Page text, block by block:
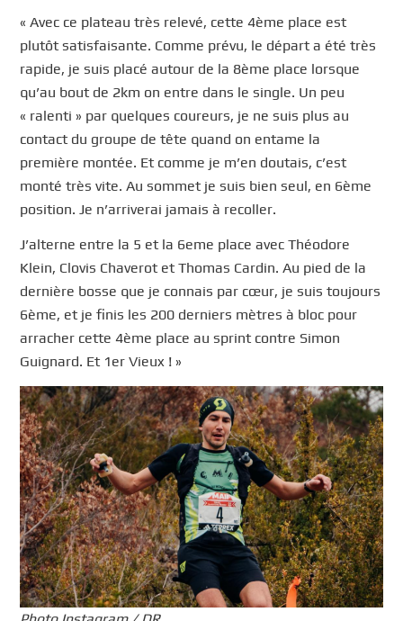
« Avec ce plateau très relevé, cette 4ème place est
plutôt satisfaisante. Comme prévu, le départ a été très
rapide, je suis placé autour de la 8ème place lorsque
qu’au bout de 2km on entre dans le single. Un peu
« ralenti » par quelques coureurs, je ne suis plus au
contact du groupe de tête quand on entame la
première montée. Et comme je m’en doutais, c’est
monté très vite. Au sommet je suis bien seul, en 6ème
position. Je n’arriverai jamais à recoller.
J’alterne entre la 5 et la 6eme place avec Théodore
Klein, Clovis Chaverot et Thomas Cardin. Au pied de la
dernière bosse que je connais par cœur, je suis toujours
6ème, et je finis les 200 derniers mètres à bloc pour
arracher cette 4ème place au sprint contre Simon
Guignard. Et 1er Vieux ! »